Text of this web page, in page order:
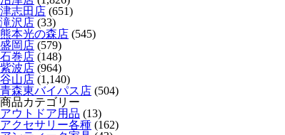
津志田店 (651)
滝沢店 (33)
熊本光の森店 (545)
盛岡店 (579)
石巻店 (148)
紫波店 (964)
谷山店 (1,140)
青森東バイパス店 (504)
商品カテゴリー
アウトドア用品 (13)
アクセサリー各種 (162)